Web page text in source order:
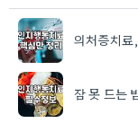
의처증치료
잠 못 드는